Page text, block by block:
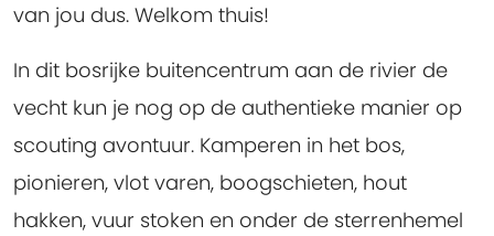
van jou dus. Welkom thuis!
In dit bosrijke buitencentrum aan de rivier de
vecht kun je nog op de authentieke manier op
scouting avontuur. Kamperen in het bos,
pionieren, vlot varen, boogschieten, hout
hakken, vuur stoken en onder de sterrenhemel